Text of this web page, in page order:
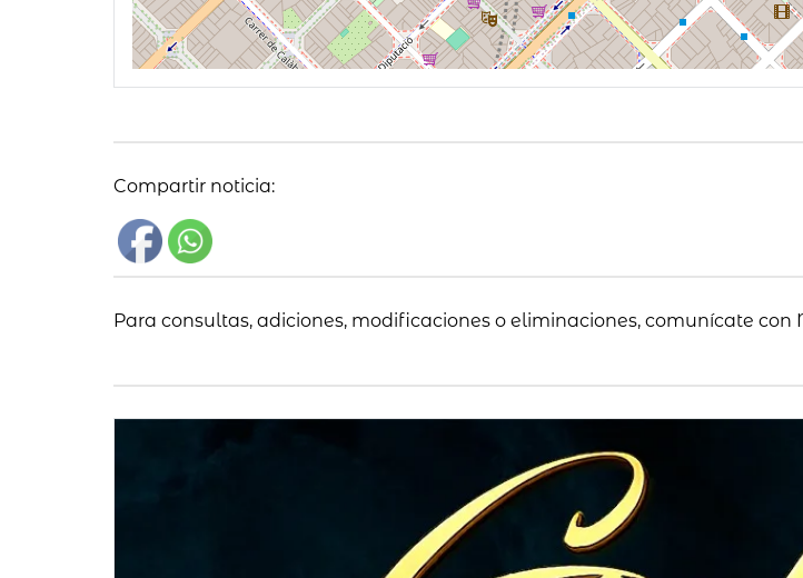
Compartir noticia:
Para consultas, adiciones, modificaciones o eliminaciones, comunícate con